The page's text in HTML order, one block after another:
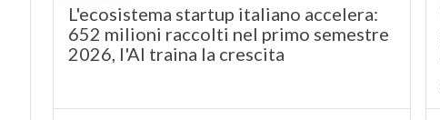
L'ecosistema startup italiano accelera:
652 milioni raccolti nel primo semestre
2026, l'AI traina la crescita